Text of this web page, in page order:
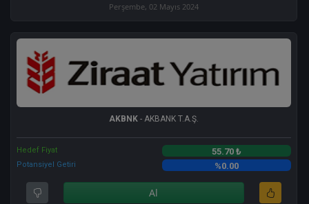
Perşembe, 02 Mayıs 2024
AKBNK - AKBANK T.A.Ş.
Hedef Fiyat 55.70 ₺
Potansiyel Getiri %0.00
Al